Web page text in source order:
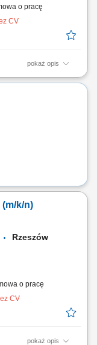
o pracę
CV
pokaż opis
pracy – od cięcia
k/n)
Rzeszów
o pracę
CV
pokaż opis